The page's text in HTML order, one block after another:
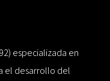
especializada en
el desarrollo del